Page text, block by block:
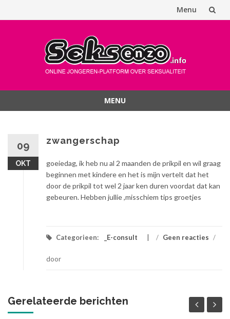
Menu
MENU
09
OKT
zwangerschap
goeiedag, ik heb nu al 2 maanden de prikpil en wil graag
beginnen met kindere en het is mijn vertelt dat het
door de prikpil tot wel 2 jaar ken duren voordat dat kan
gebeuren. Hebben jullie ,misschiem tips groetjes
Categorieen: _E-consult / Geen reacties /
door
Gerelateerde berichten